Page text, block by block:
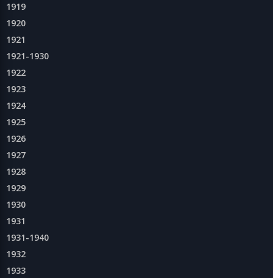
1919
1920
1921
1921-1930
1922
1923
1924
1925
1926
1927
1928
1929
1930
1931
1931-1940
1932
1933